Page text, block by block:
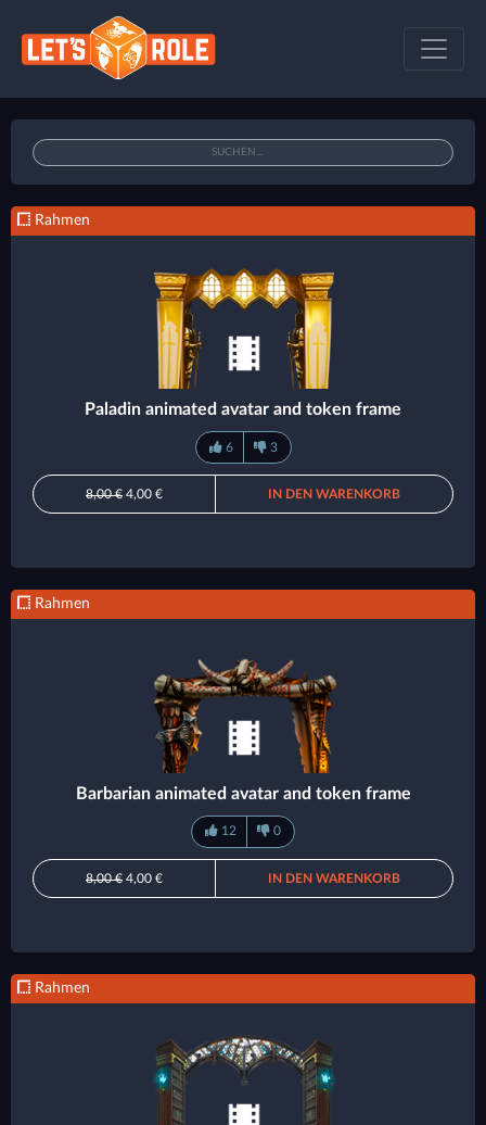
Rahmen
Paladin animated avatar and token frame
6 3
8,00 € 4,00 € IN DEN WARENKORB
Rahmen
Barbarian animated avatar and token frame
12 0
8,00 € 4,00 € IN DEN WARENKORB
Rahmen